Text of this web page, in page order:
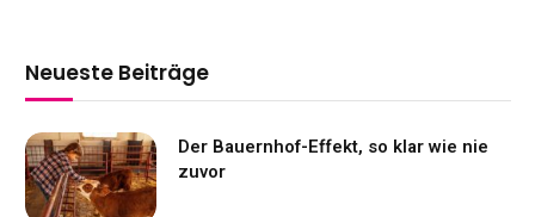
Neueste Beiträge
Der Bauernhof-Effekt, so klar wie nie
zuvor